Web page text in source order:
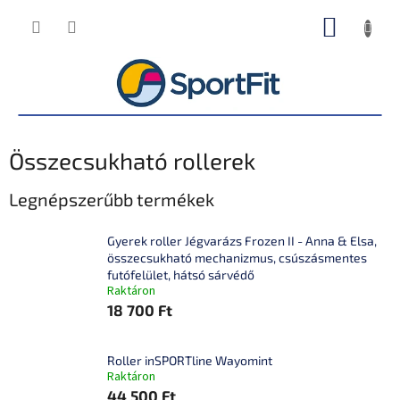
KOSÁR
Összecsukható rollerek
Legnépszerűbb termékek
Gyerek roller Jégvarázs Frozen II - Anna & Elsa,
összecsukható mechanizmus, csúszásmentes
futófelület, hátsó sárvédő
Raktáron
18 700 Ft
Roller inSPORTline Wayomint
Raktáron
44 500 Ft